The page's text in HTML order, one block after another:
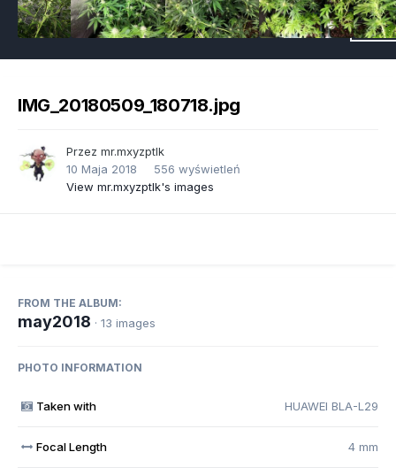
IMG_20180509_180718.jpg
Przez mr.mxyzptlk
10 Maja 2018
556 wyświetleń
View mr.mxyzptlk's images
FROM THE ALBUM:
may2018 · 13 images
PHOTO INFORMATION
Taken with HUAWEI BLA-L29
Focal Length 4 mm